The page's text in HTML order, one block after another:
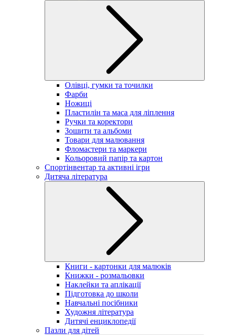
Олівці, гумки та точилки
Фарби
Ножиці
Пластилін та маса для ліплення
Ручки та коректори
Зошити та альбоми
Товари для малювання
Фломастери та маркери
Кольоровий папір та картон
Спортінвентар та активні ігри
Дитяча література
Книги - картонки для малюків
Книжки - розмальовки
Наклейки та аплікації
Підготовка до школи
Навчальні посібники
Художня література
Дитячі енциклопедії
Пазли для дітей